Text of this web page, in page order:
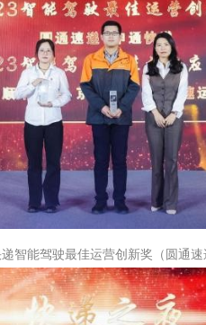
递智能驾驶最佳运营创新奖（圆通速